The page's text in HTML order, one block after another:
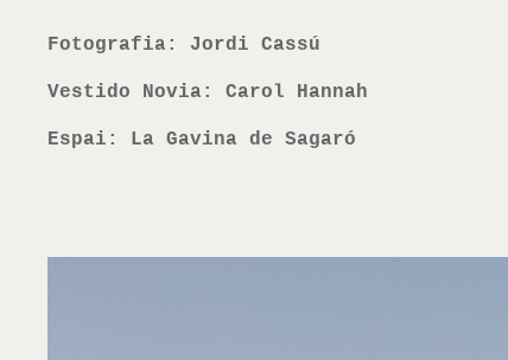
Fotografia: Jordi Cassú
Vestido Novia: Carol Hannah
Espai: La Gavina de Sagaró